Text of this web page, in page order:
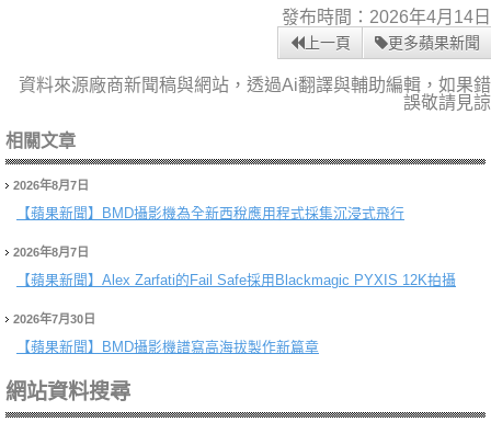
發布時間：2026年4月14日
上一頁 更多蘋果新聞
資料來源廠商新聞稿與網站，透過Ai翻譯與輔助編輯，如果錯
誤敬請見諒
相關文章
2026年8月7日
【蘋果新聞】 BMD攝影機為全新西稅應用程式採集沉浸式飛行
2026年8月7日
【蘋果新聞】 Alex Zarfati的Fail Safe採用Blackmagic PYXIS 12K拍攝
2026年7月30日
【蘋果新聞】 BMD攝影機譜寫高海拔製作新篇章
網站資料搜尋